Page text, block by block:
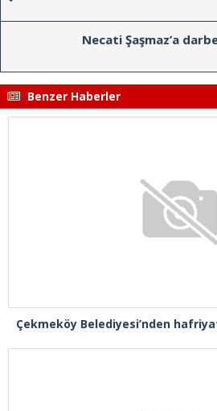
Necati Şaşmaz’a
Benzer Haberler